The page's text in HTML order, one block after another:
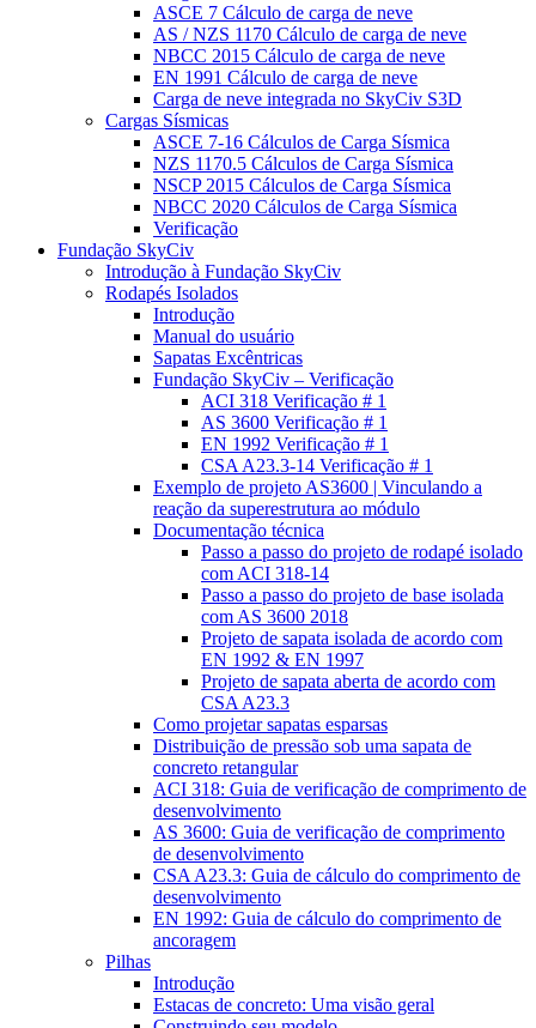
ASCE 7 Cálculo de carga de neve
AS / NZS 1170 Cálculo de carga de neve
NBCC 2015 Cálculo de carga de neve
EN 1991 Cálculo de carga de neve
Carga de neve integrada no SkyCiv S3D
Cargas Sísmicas
ASCE 7-16 Cálculos de Carga Sísmica
NZS 1170.5 Cálculos de Carga Sísmica
NSCP 2015 Cálculos de Carga Sísmica
NBCC 2020 Cálculos de Carga Sísmica
Verificação
Fundação SkyCiv
Introdução à Fundação SkyCiv
Rodapés Isolados
Introdução
Manual do usuário
Sapatas Excêntricas
Fundação SkyCiv – Verificação
ACI 318 Verificação # 1
AS 3600 Verificação # 1
EN 1992 Verificação # 1
CSA A23.3-14 Verificação # 1
Exemplo de projeto AS3600 | Vinculando a
reação da superestrutura ao módulo
Documentação técnica
Passo a passo do projeto de rodapé isolado
com ACI 318-14
Passo a passo do projeto de base isolada
com AS 3600 2018
Projeto de sapata isolada de acordo com
EN 1992 & EN 1997
Projeto de sapata aberta de acordo com
CSA A23.3
Como projetar sapatas esparsas
Distribuição de pressão sob uma sapata de
concreto retangular
ACI 318: Guia de verificação de comprimento de
desenvolvimento
AS 3600: Guia de verificação de comprimento
de desenvolvimento
CSA A23.3: Guia de cálculo do comprimento de
desenvolvimento
EN 1992: Guia de cálculo do comprimento de
ancoragem
Pilhas
Introdução
Estacas de concreto: Uma visão geral